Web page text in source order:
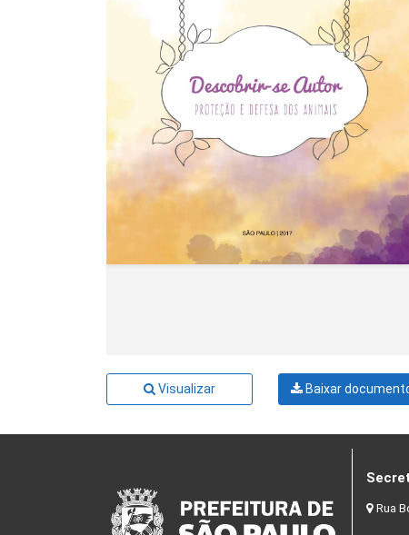
Visualizar Baixar
Rua